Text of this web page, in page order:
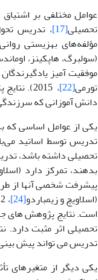
عوامل مختلفی بر
تحصیلی[17] ، تدریس
مؤلفه‌های بهزیستی
(سولبرگ، هاپکینز،
موفقیت آمیز
تورمی[22]
دانش آموزانی که
یکی از عوامل اساسی که
تدریس توسط اساتید
تحصیلی داشته باشد،
بدهند، تمرکز دارد
پیشرفت شخصی آنها از
(اسلاویچ و زیمباردو[24]
است. نتایج پژوهش های جباری (1396)،
تدریس می تواند پیش
یکی دیگر از متغیرهای